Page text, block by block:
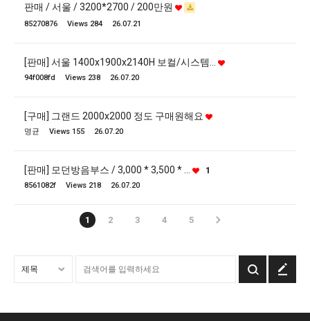
판매 / 서울 / 3200*2700 / 200만원
85270876 Views 284 26.07.21
[판매] 서울 1400x1900x2140H 보컬/시스템…
94f008fd Views 238 26.07.20
[구매] 그랜드 2000x2000 정도 구매원해요
명균 Views 155 26.07.20
[판매] 모던방음부스 / 3,000 * 3,500 * … 1
8561082f Views 218 26.07.20
1 2 3 4 5